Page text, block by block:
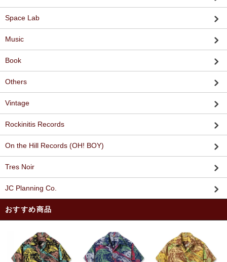
Space Lab
Music
Book
Others
Vintage
Rockinitis Records
On the Hill Records (OH! BOY)
Tres Noir
JC Planning Co.
おすすめ商品